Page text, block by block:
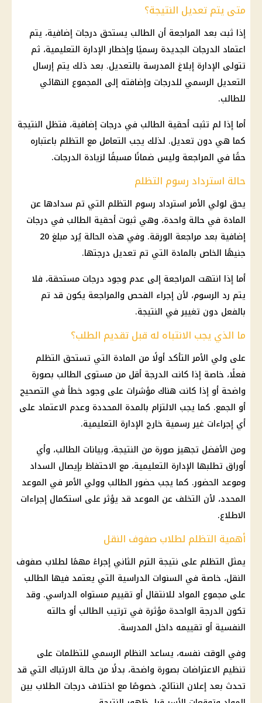
متى يتم تعديل النتيجة؟
إذا ثبت بعد المراجعة أن الطالب يستحق درجات إضافية، يتم
اعتماد الدرجات الجديدة رسميًا وإخطار الإدارة التعليمية، ثم
تتولى الإدارة إبلاغ المدرسة بالتعديل. بعد ذلك يتم إرسال
التعديل الرسمي للدرجات وإضافته إلى المجموع النهائي
للطالب.
أما إذا لم تثبت أحقية الطالب في درجات إضافية، فتظل النتيجة
كما هي دون تعديل. لذلك يجب التعامل مع التظلم باعتباره
حقًا في المراجعة وليس ضمانًا مسبقًا لزيادة الدرجات.
حالة استرداد رسوم التظلم
يحق لولي الأمر استرداد رسوم التظلم التي تم سدادها عن
المادة في حالة واحدة، وهي ثبوت أحقية الطالب في درجات
إضافية بعد مراجعة الورقة. وفي هذه الحالة يُرد مبلغ 20
جنيهًا الخاص بالمادة التي تم تعديل درجتها.
أما إذا انتهت المراجعة إلى عدم وجود درجات مستحقة، فلا
يتم رد الرسوم، لأن إجراء الفحص والمراجعة يكون قد تم
بالفعل دون تغيير في النتيجة.
ما الذي يجب الانتباه له قبل تقديم الطلب؟
على ولي الأمر التأكد أولًا من المادة التي تستحق التظلم
فعلًا، خاصة إذا كانت الدرجة أقل من مستوى الطالب بصورة
واضحة أو إذا كانت هناك مؤشرات على وجود خطأ في التصحيح
أو الجمع. كما يجب الالتزام بالمدة المحددة وعدم الاعتماد على
أي إجراءات غير رسمية خارج الإدارة التعليمية.
ومن الأفضل تجهيز صورة من النتيجة، وبيانات الطالب، وأي
أوراق تطلبها الإدارة التعليمية، مع الاحتفاظ بإيصال السداد
وموعد الحضور. كما يجب حضور الطالب وولي الأمر في الموعد
المحدد، لأن التخلف عن الموعد قد يؤثر على استكمال إجراءات
الاطلاع.
أهمية التظلم لطلاب صفوف النقل
يمثل التظلم على نتيجة الترم الثاني إجراءً مهمًا لطلاب صفوف
النقل، خاصة في السنوات الدراسية التي يعتمد فيها الطالب
على مجموع المواد للانتقال أو تقييم مستواه الدراسي. وقد
تكون الدرجة الواحدة مؤثرة في ترتيب الطالب أو حالته
النفسية أو تقييمه داخل المدرسة.
وفي الوقت نفسه، يساعد النظام الرسمي للتظلمات على
تنظيم الاعتراضات بصورة واضحة، بدلًا من حالة الارتباك التي قد
تحدث بعد إعلان النتائج، خصوصًا مع اختلاف درجات الطلاب بين